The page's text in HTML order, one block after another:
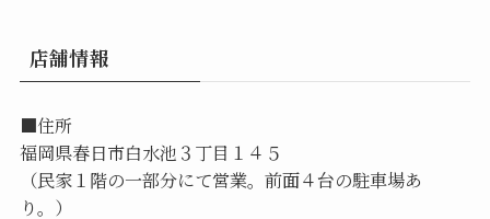
店舗情報
■住所
福岡県春日市白水池３丁目１４５
（民家１階の一部分にて営業。前面４台の駐車場あ
り。）